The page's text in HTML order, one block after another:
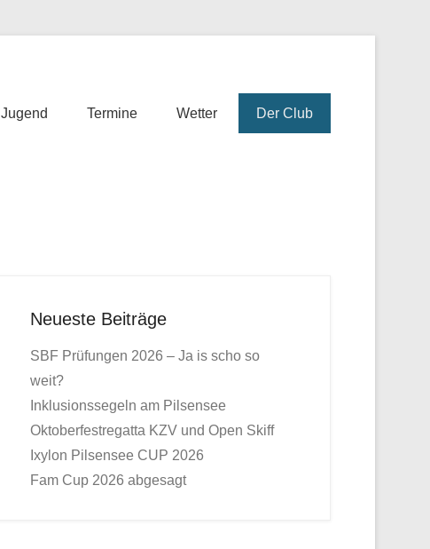
Jugend Termine Wetter Der Club
Neueste Beiträge
SBF Prüfungen 2026 – Ja is scho so
weit?
Inklusionssegeln am Pilsensee
Oktoberfestregatta KZV und Open Skiff
Ixylon Pilsensee CUP 2026
Fam Cup 2026 abgesagt